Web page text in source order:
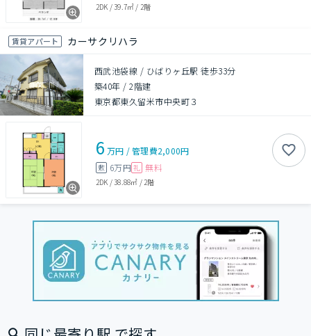
2DK /39.7㎡ / 2階
賃貸アパート カーサクリハラ
西武池袋線 / ひばりヶ丘駅 徒歩33分
築40年 /2階建
東京都東久留米市中央町３
6 万円 /管理費2,000円
敷 6万円 礼 無料
2DK /38.88㎡ / 2階